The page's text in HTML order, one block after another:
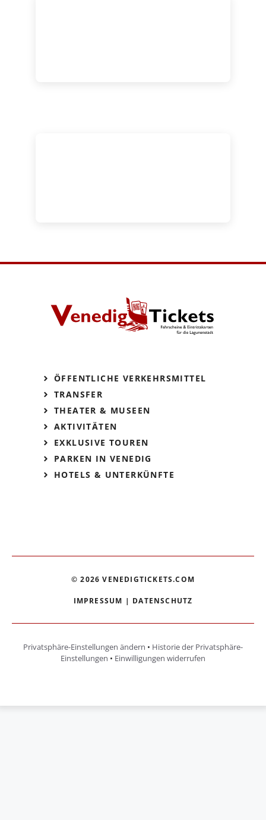
ÖFFENTLICHE VERKEHRSMITTEL
TRANSFER
THEATER & MUSEEN
AKTIVITÄTEN
EXKLUSIVE TOUREN
PARKEN IN VENEDIG
HOTELS & UNTERKÜNFTE
© 2026 VENEDIGTICKETS.COM
IMPRESSUM | DATENSCHUTZ
Privatsphäre-Einstellungen ändern • Historie der Privatsphäre-
Einstellungen • Einwilligungen widerrufen